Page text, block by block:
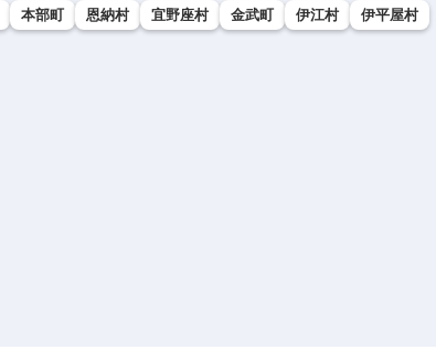
本部町 恩納村 宜野座村 金武町 伊江村
伊平屋村